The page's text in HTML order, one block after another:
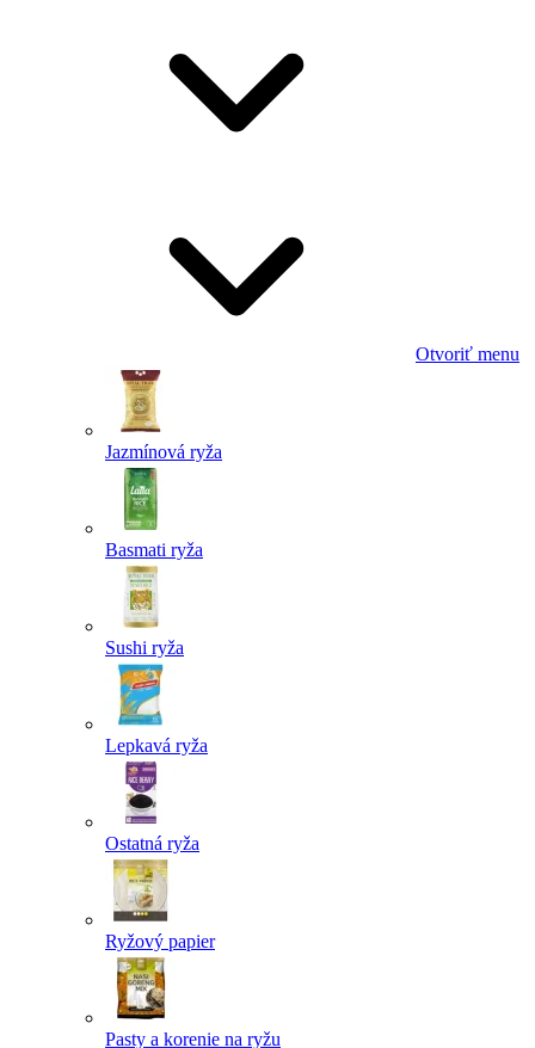
Otvoriť menu
Jazmínová ryža
Basmati ryža
Sushi ryža
Lepkavá ryža
Ostatná ryža
Ryžový papier
Pasty a korenie na ryžu